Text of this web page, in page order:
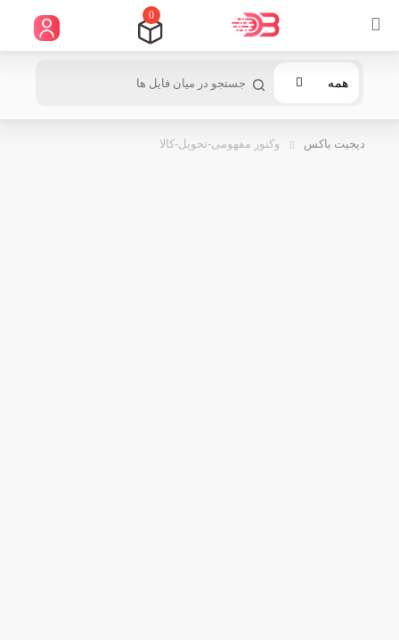
0
همه
دیجیت باکس وکتور مفهومی-تحویل-کالا